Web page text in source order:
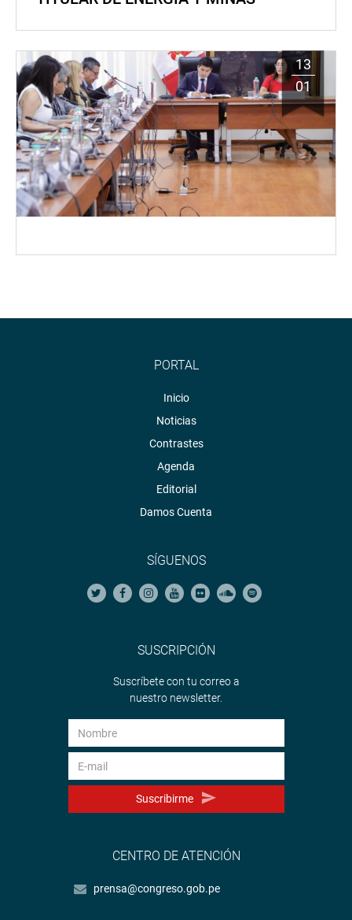
13
01
PORTAL
Inicio
Noticias
Contrastes
Agenda
Editorial
Damos Cuenta
SÍGUENOS
SUSCRIPCIÓN
Suscríbete con tu correo a
nuestro newsletter.
Suscribirme
CENTRO DE ATENCIÓN
prensa@congreso.gob.pe